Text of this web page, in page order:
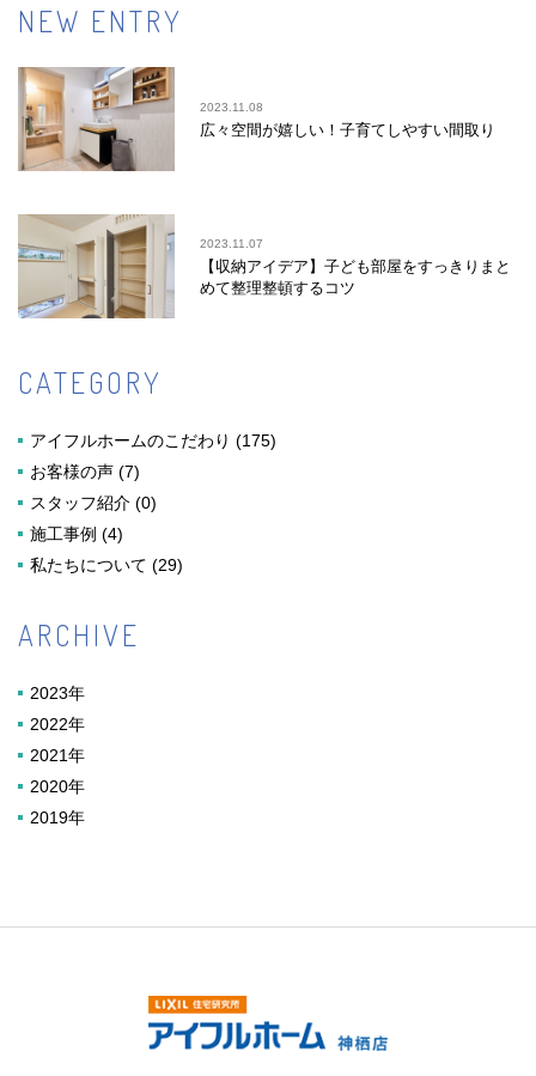
NEW ENTRY
2023.11.08
広々空間が嬉しい！子育てしやすい間取り
2023.11.07
【収納アイデア】子ども部屋をすっきりまと
めて整理整頓するコツ
CATEGORY
アイフルホームのこだわり (175)
お客様の声 (7)
スタッフ紹介 (0)
施工事例 (4)
私たちについて (29)
ARCHIVE
2023年
2022年
2021年
2020年
2019年